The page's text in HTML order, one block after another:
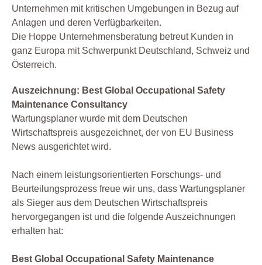
Unternehmen mit kritischen Umgebungen in Bezug auf
Anlagen und deren Verfügbarkeiten.
Die Hoppe Unternehmensberatung betreut Kunden in
ganz Europa mit Schwerpunkt Deutschland, Schweiz und
Österreich.
Auszeichnung: Best Global Occupational Safety
Maintenance Consultancy
Wartungsplaner wurde mit dem Deutschen
Wirtschaftspreis ausgezeichnet, der von EU Business
News ausgerichtet wird.
Nach einem leistungsorientierten Forschungs- und
Beurteilungsprozess freue wir uns, dass Wartungsplaner
als Sieger aus dem Deutschen Wirtschaftspreis
hervorgegangen ist und die folgende Auszeichnungen
erhalten hat:
Best Global Occupational Safety Maintenance